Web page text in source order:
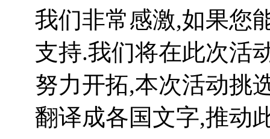
我们非常感激,如果您
支持.我们将在此次活
努力开拓,本次活动挑
翻译成各国文字,推动